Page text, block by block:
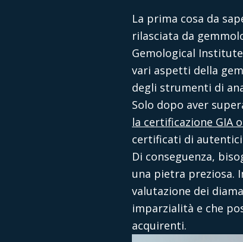
La prima cosa da
rilasciata da
Gemological
vari aspetti della
degli strumenti di
Solo dopo aver
la certificazione GIA
certificati di
Di conseguenza,
una pietra preziosa.
valutazione dei
imparzialità e che
acquirenti.